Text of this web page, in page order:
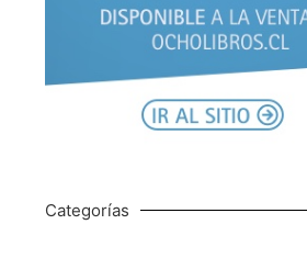
Categorías